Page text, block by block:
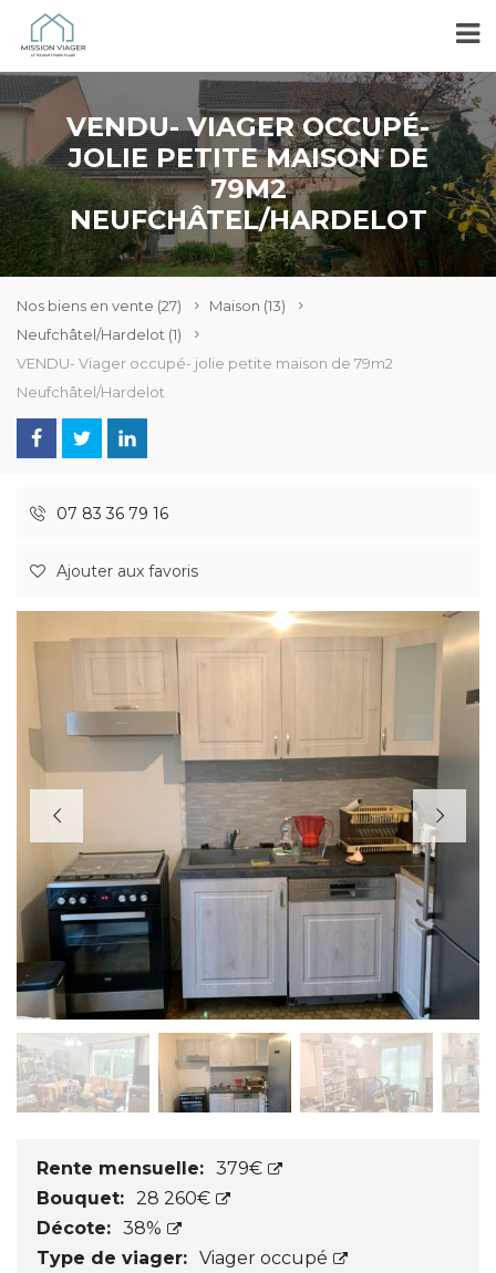
VENDU- VIAGER OCCUPÉ-
JOLIE PETITE MAISON DE
79M2
NEUFCHÂTEL/HARDELOT
Nos biens en vente (27) Maison (13)
Neufchâtel/Hardelot (1)
VENDU- Viager occupé- jolie petite maison de 79m2
Neufchâtel/Hardelot
07 83 36 79 16
Ajouter aux favoris
Rente mensuelle: 379€
Bouquet: 28 260€
Décote: 38%
Type de viager: Viager occupé